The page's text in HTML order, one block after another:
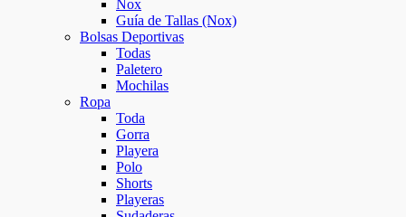
Nox
Guía de Tallas (Nox)
Bolsas Deportivas
Todas
Paletero
Mochilas
Ropa
Toda
Gorra
Playera
Polo
Shorts
Playeras